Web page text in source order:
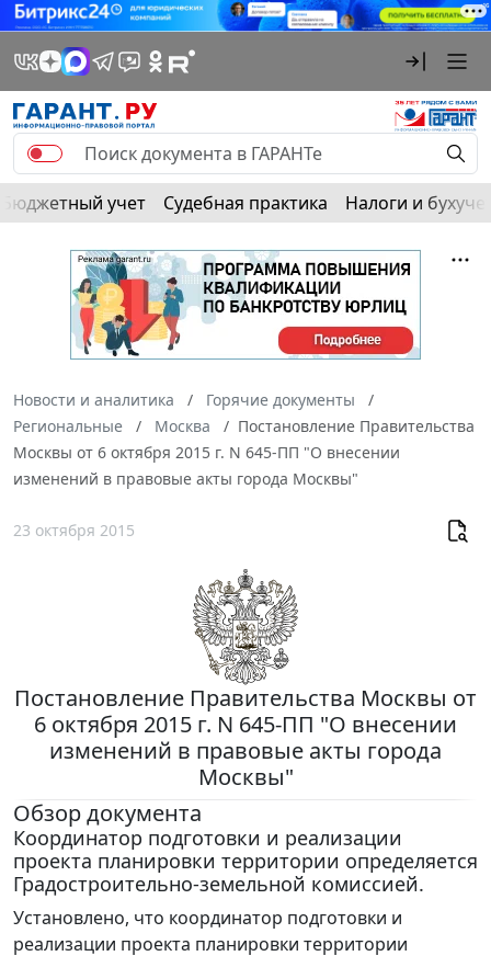
Бюджетный учет Судебная практика Налоги и
Новости и аналитика
Горячие документы
Региональные
Москва
Постановление Правительства
Москвы от 6 октября 2015 г. N 645-ПП "О внесении
изменений в правовые акты города Москвы"
23 октября 2015
Постановление Правительства Москвы от
6 октября 2015 г. N 645-ПП "О внесении
изменений в правовые акты города
Москвы"
Обзор документа
Координатор подготовки и реализации
проекта планировки территории определяется
Градостроительно-земельной комиссией.
Установлено, что координатор подготовки и
реализации проекта планировки территории